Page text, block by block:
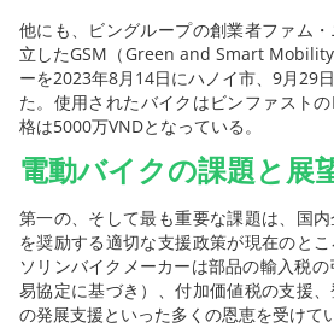
他にも、ビングループの創業者ファム
立したGSM（Green and Smart
ーを2023年8月14日にハノイ市、9月29
た。使用されたバイクはビンファスト
格は5000万VNDとなっている。
電動バイクの課題と展
第一の、そして最も重要な課題は、国
を奨励する適切な支援政策が現在のと
ソリンバイクメーカーは部品の輸入税
易協定に基づき）、付加価値税の支援
の発展支援といった多くの恩恵を受けて